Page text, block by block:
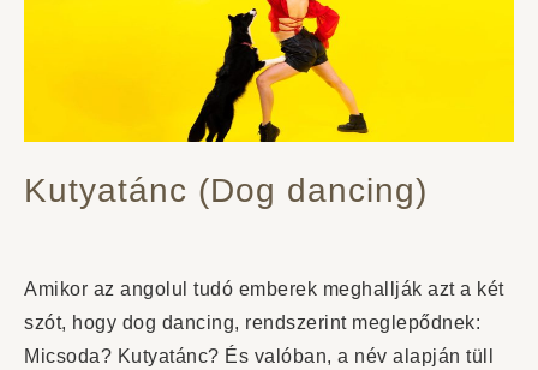
Kutyatánc (Dog dancing)
Amikor az angolul tudó emberek meghallják azt a két
szót, hogy dog dancing, rendszerint meglepődnek:
Micsoda? Kutyatánc? És valóban, a név alapján tüll